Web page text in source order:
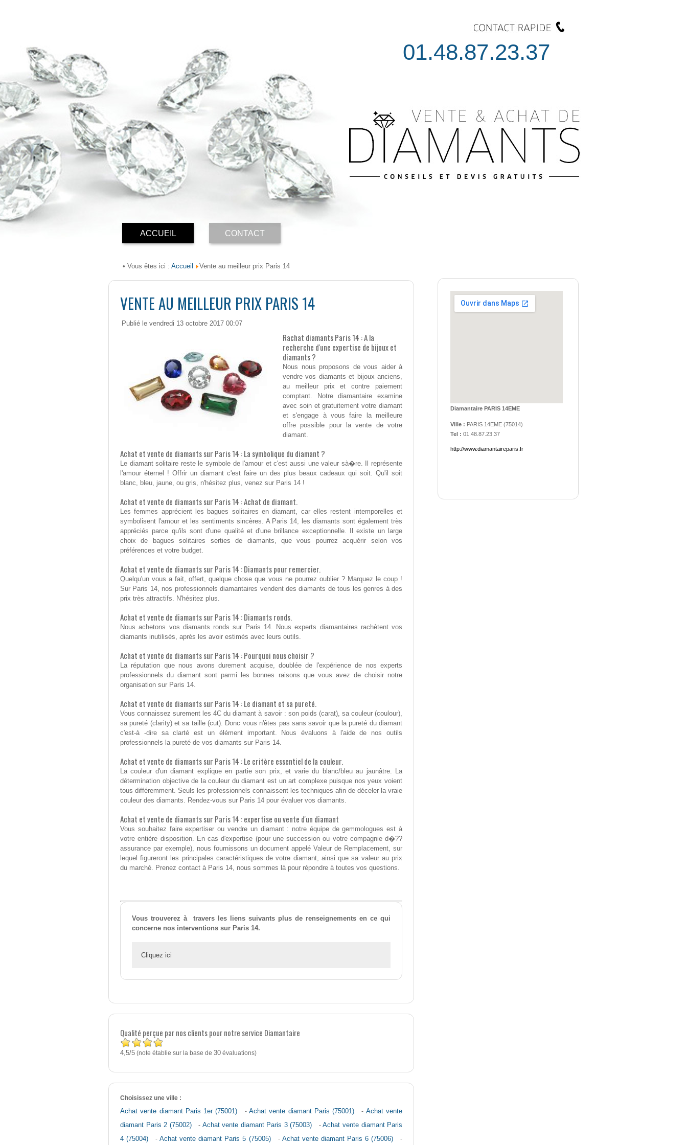
01.48.87.23.37
ACCUEIL CONTACT
• Vous êtes ici : Accueil Vente au meilleur prix Paris 14
VENTE AU MEILLEUR PRIX PARIS 14
Publié le vendredi 13 octobre 2017 00:07
Rachat diamants Paris 14 : A la
recherche d'une expertise de bijoux et
diamants ?
Nous nous proposons de vous aider à
vendre vos diamants et bijoux anciens,
au meilleur prix et contre paiement
comptant. Notre diamantaire examine
avec soin et gratuitement votre diamant
et s'engage à vous faire la meilleure
offre possible pour la vente de votre
diamant.
Achat et vente de diamants sur Paris 14 : La symbolique du diamant ?
Le diamant solitaire reste le symbole de l'amour et c'est aussi une valeur sà�re. Il représente
l'amour éternel ! Offrir un diamant c'est faire un des plus beaux cadeaux qui soit. Qu'il soit
blanc, bleu, jaune, ou gris, n'hésitez plus, venez sur Paris 14 !
Achat et vente de diamants sur Paris 14 : Achat de diamant.
Les femmes apprécient les bagues solitaires en diamant, car elles restent intemporelles et
symbolisent l'amour et les sentiments sincères. A Paris 14, les diamants sont également très
appréciés parce qu'ils sont d'une qualité et d'une brillance exceptionnelle. Il existe un large
choix de bagues solitaires serties de diamants, que vous pourrez acquérir selon vos
préférences et votre budget.
Achat et vente de diamants sur Paris 14 : Diamants pour remercier.
Quelqu'un vous a fait, offert, quelque chose que vous ne pourrez oublier ? Marquez le coup !
Sur Paris 14, nos professionnels diamantaires vendent des diamants de tous les genres à des
prix très attractifs. N'hésitez plus.
Achat et vente de diamants sur Paris 14 : Diamants ronds.
Nous achetons vos diamants ronds sur Paris 14. Nous experts diamantaires rachètent vos
diamants inutilisés, après les avoir estimés avec leurs outils.
Achat et vente de diamants sur Paris 14 : Pourquoi nous choisir ?
La réputation que nous avons durement acquise, doublée de l'expérience de nos experts
professionnels du diamant sont parmi les bonnes raisons que vous avez de choisir notre
organisation sur Paris 14.
Achat et vente de diamants sur Paris 14 : Le diamant et sa pureté.
Vous connaissez surement les 4C du diamant à savoir : son poids (carat), sa couleur (coulour),
sa pureté (clarity) et sa taille (cut). Donc vous n'êtes pas sans savoir que la pureté du diamant
c'est-à -dire sa clarté est un élément important. Nous évaluons à l'aide de nos outils
professionnels la pureté de vos diamants sur Paris 14.
Achat et vente de diamants sur Paris 14 : Le critère essentiel de la couleur.
La couleur d'un diamant explique en partie son prix, et varie du blanc/bleu au jaunâtre. La
détermination objective de la couleur du diamant est un art complexe puisque nos yeux voient
tous différemment. Seuls les professionnels connaissent les techniques afin de déceler la vraie
couleur des diamants. Rendez-vous sur Paris 14 pour évaluer vos diamants.
Achat et vente de diamants sur Paris 14 : expertise ou vente d'un diamant
Vous souhaitez faire expertiser ou vendre un diamant : notre équipe de gemmologues est à
votre entière disposition. En cas d'expertise (pour une succession ou votre compagnie d�??
assurance par exemple), nous fournissons un document appelé Valeur de Remplacement, sur
lequel figureront les principales caractéristiques de votre diamant, ainsi que sa valeur au prix
du marché. Prenez contact à Paris 14, nous sommes là pour répondre à toutes vos questions.
Vous trouverez à travers les liens suivants plus de renseignements en ce qui
concerne nos interventions sur Paris 14.
Cliquez ici
Qualité perçue par nos clients pour notre service Diamantaire
4,5/5 (note établie sur la base de 30 évaluations)
Choisissez une ville :
Achat vente diamant Paris 1er (75001)
-Achat vente diamant Paris (75001) - Achat vente
diamant Paris 2 (75002)
- Achat vente diamant Paris 3 (75003) -Achat vente diamant Paris
4 (75004)
-Achat vente diamant Paris 5 (75005) - Achat vente diamant Paris 6 (75006) -
Diamantaire PARIS 14EME
Ville : PARIS 14EME (75014)
Tel : 01.48.87.23.37
http://www.diamantaireparis.fr